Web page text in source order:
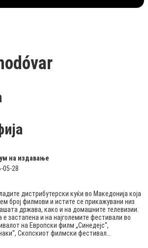
на издавање
05-28
дистрибутерски куќи во Македонија која
број филмови и истите се прикажувани низ
држава, како и на домашните телевизии.
застапена и на најголемите фестивали во
на Европски филм „Синедејс“,
Скопскиот филмски фестивал…